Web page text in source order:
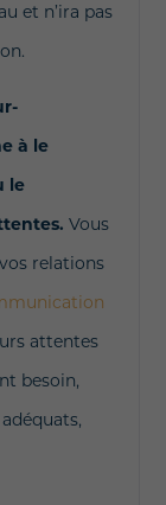
et n’ira pas
à le
le
Vous
relations
attentes
besoin,